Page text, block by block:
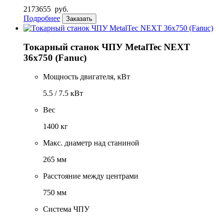
2173655 руб.
Подробнее
Заказать
Токарный станок ЧПУ MetalTec NEXT
36x750 (Fanuc)
Мощность двигателя, кВт
5.5 / 7.5 кВт
Вес
1400 кг
Макс. диаметр над станиной
265 мм
Расстояние между центрами
750 мм
Система ЧПУ